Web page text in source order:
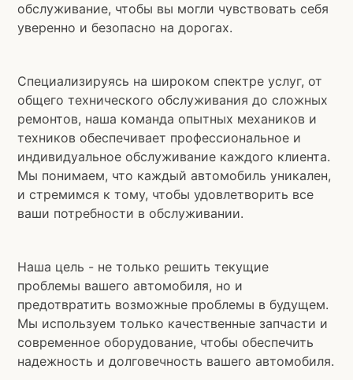
обслуживание, чтобы вы могли чувствовать себя
уверенно и безопасно на дорогах.
Специализируясь на широком спектре услуг, от
общего технического обслуживания до сложных
ремонтов, наша команда опытных механиков и
техников обеспечивает профессиональное и
индивидуальное обслуживание каждого клиента.
Мы понимаем, что каждый автомобиль уникален,
и стремимся к тому, чтобы удовлетворить все
ваши потребности в обслуживании.
Наша цель - не только решить текущие
проблемы вашего автомобиля, но и
предотвратить возможные проблемы в будущем.
Мы используем только качественные запчасти и
современное оборудование, чтобы обеспечить
надежность и долговечность вашего автомобиля.